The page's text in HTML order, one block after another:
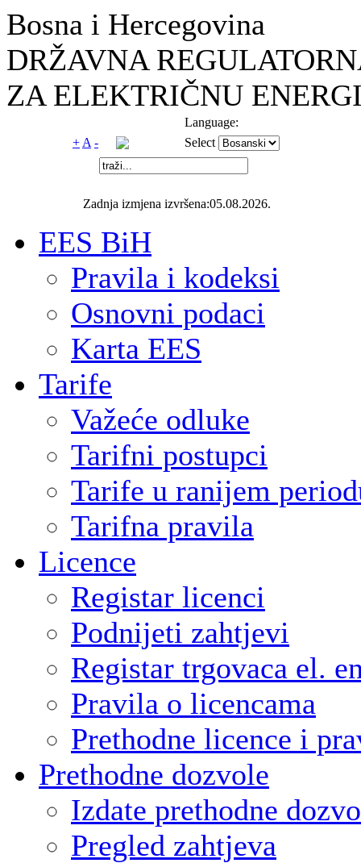
Bosna i Hercegovina
DRŽAVNA
ZA ELEKTRIČNU
Language:
+ A - Select
Zadnja izmjena izvršena:05.08.2026.
EES BiH
Pravila i kodeksi
Osnovni podaci
Karta EES
Tarife
Važeće odluke
Tarifni postupci
Tarife u ranijem
Tarifna pravila
Licence
Registar licenci
Podnijeti zahtjevi
Registar trgovaca el.
Pravila o licencama
Prethodne licence i
Prethodne dozvole
Izdate prethodne
Pregled zahtjeva